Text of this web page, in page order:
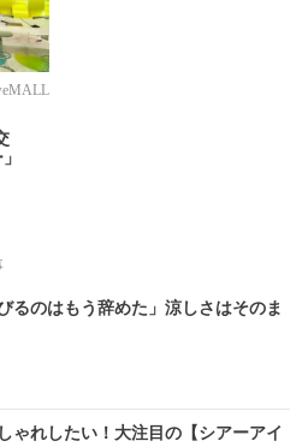
るのはもう辞めた」涼しさはそのま
ゃれしたい！大注目の【シアーアイ